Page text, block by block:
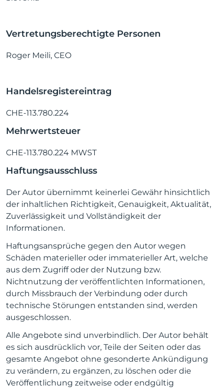
Vertretungsberechtigte Personen
Roger Meili, CEO
Handelsregistereintrag
CHE-113.780.224
Mehrwertsteuer
CHE-113.780.224 MWST
Haftungsausschluss
Der Autor übernimmt keinerlei Gewähr hinsichtlich
der inhaltlichen Richtigkeit, Genauigkeit, Aktualität,
Zuverlässigkeit und Vollständigkeit der
Informationen.
Haftungsansprüche gegen den Autor wegen
Schäden materieller oder immaterieller Art, welche
aus dem Zugriff oder der Nutzung bzw.
Nichtnutzung der veröffentlichten Informationen,
durch Missbrauch der Verbindung oder durch
technische Störungen entstanden sind, werden
ausgeschlossen.
Alle Angebote sind unverbindlich. Der Autor behält
es sich ausdrücklich vor, Teile der Seiten oder das
gesamte Angebot ohne gesonderte Ankündigung
zu verändern, zu ergänzen, zu löschen oder die
Veröffentlichung zeitweise oder endgültig